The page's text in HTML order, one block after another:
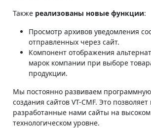
Также реализованы новые функции:
Просмотр архивов уведомления
отправленных через сайт.
Компонент отображения
марок компании при выборе
продукции.
Мы постоянно развиваем
создания сайтов VT-CMF. Это
разработанные нами сайты на высоком
технологическом уровне.